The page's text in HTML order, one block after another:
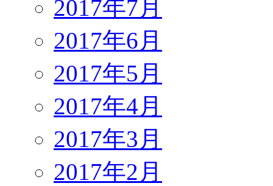
2017年7月
2017年6月
2017年5月
2017年4月
2017年3月
2017年2月